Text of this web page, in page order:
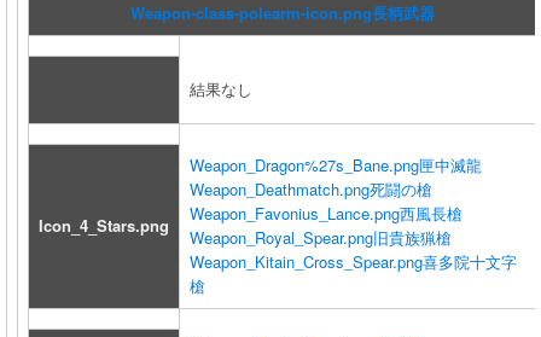
Weapon-class-polearm-icon.png長柄武器
結果なし
Icon_4_Stars.png
Weapon_Dragon%27s_Bane.png匣中滅龍
Weapon_Deathmatch.png死闘の槍
Weapon_Favonius_Lance.png西風長槍
Weapon_Royal_Spear.png旧貴族猟槍
Weapon_Kitain_Cross_Spear.png喜多院十文字
槍